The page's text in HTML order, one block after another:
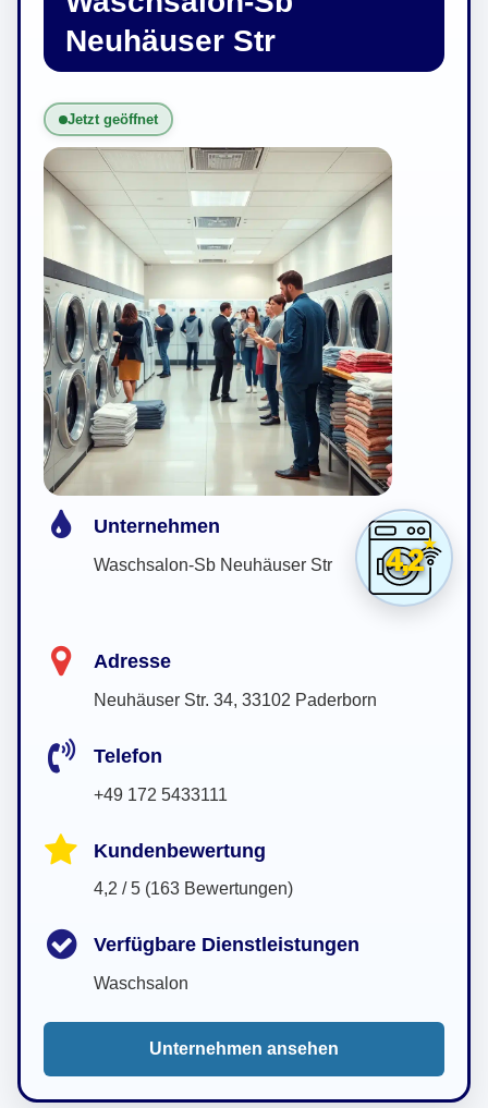
Neuhäuser Str
Jetzt geöffnet
4,2
Unternehmen
Waschsalon-Sb Neuhäuser Str
Adresse
Neuhäuser Str. 34, 33102 Paderborn
Telefon
+49 172 5433111
Kundenbewertung
4,2 / 5 (163 Bewertungen)
Verfügbare Dienstleistungen
Waschsalon
Unternehmen ansehen